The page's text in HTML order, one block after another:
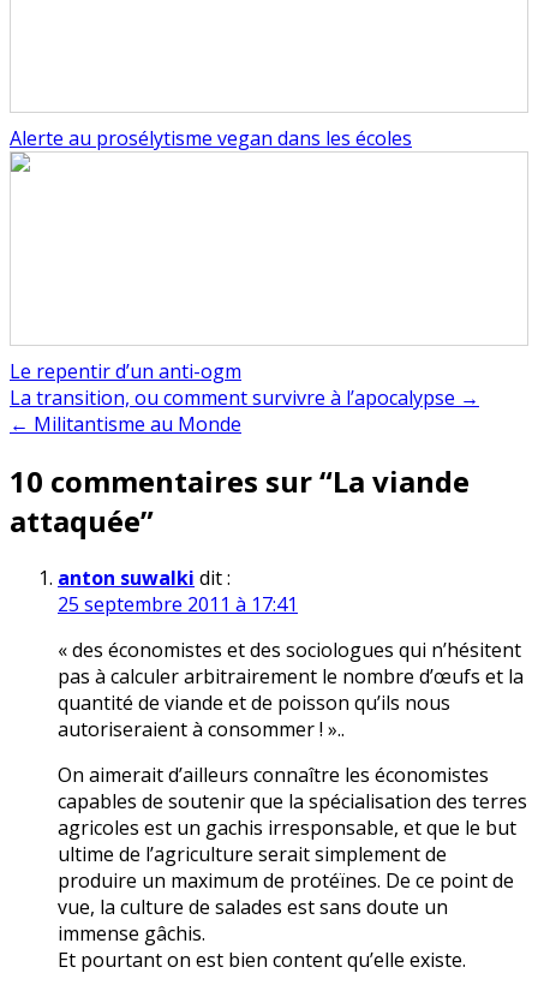
Alerte au prosélytisme vegan dans les écoles
Le repentir d’un anti-ogm
Navigation
de
l’article
La transition, ou comment survivre à l’apocalypse →
← Militantisme au Monde
10 commentaires sur “La viande
attaquée”
anton suwalki dit :
25 septembre 2011 à 17:41
« des économistes et des sociologues qui n’hésitent
pas à calculer arbitrairement le nombre d’œufs et la
quantité de viande et de poisson qu’ils nous
autoriseraient à consommer ! »..
On aimerait d’ailleurs connaître les économistes
capables de soutenir que la spécialisation des terres
agricoles est un gachis irresponsable, et que le but
ultime de l’agriculture serait simplement de
produire un maximum de protéïnes. De ce point de
vue, la culture de salades est sans doute un
immense gâchis.
Et pourtant on est bien content qu’elle existe.